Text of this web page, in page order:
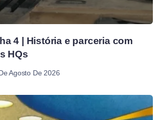
4 | História e parceria com
HQs
Agosto De 2026